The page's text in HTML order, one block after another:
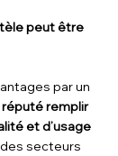
peut être
par un
réputé remplir
et d’usage
secteurs